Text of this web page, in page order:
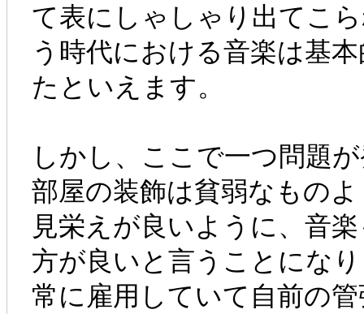
て表にしゃしゃり出てこ
う時代における音楽は基
たといえます。
しかし、ここで一つ問題
部屋の装飾は貧弱なもの
見栄えが良いように、音
方が良いと言うことにな
常に雇用していて自前の